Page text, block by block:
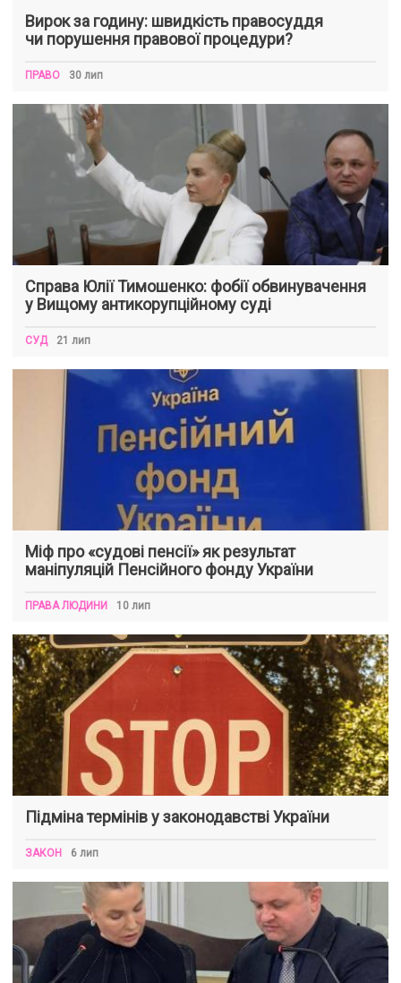
Вирок за годину: швидкість правосуддя
чи порушення правової процедури?
ПРАВО 30 лип
Справа Юлії Тимошенко: фобії обвинувачення
у Вищому антикорупційному суді
СУД 21 лип
Міф про «судові пенсії» як результат
маніпуляцій Пенсійного фонду України
ПРАВА ЛЮДИНИ 10 лип
Підміна термінів у законодавстві України
ЗАКОН 6 лип